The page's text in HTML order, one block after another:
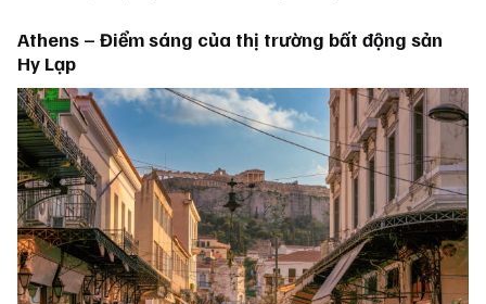
Athens – Điểm sáng của thị trường bất động sản
Hy Lạp